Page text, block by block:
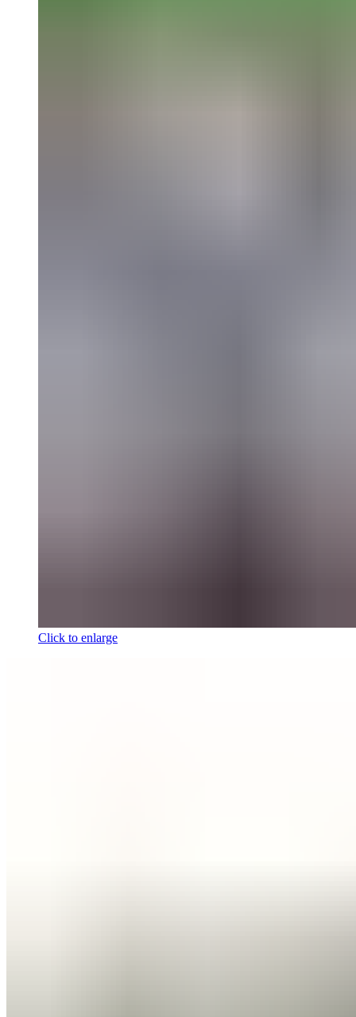
Click to enlarge